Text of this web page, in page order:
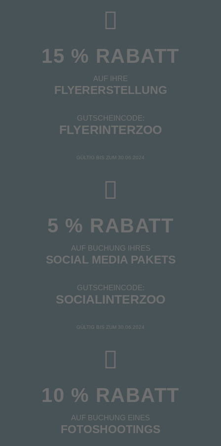
15 % RABATT
AUF IHRE
FLYERERSTELLUNG
GUTSCHEINCODE:
FLYERINTERZOO
GÜLTIG BIS ZUM 30.06.2024
5 % RABATT
AUF BUCHUNG IHRES
SOCIAL MEDIA PAKETS
GUTSCHEINCODE:
SOCIALINTERZOO
GÜLTIG BIS ZUM 30.06.2024
10 % RABATT
AUF BUCHUNG EINES
FOTOSHOOTINGS